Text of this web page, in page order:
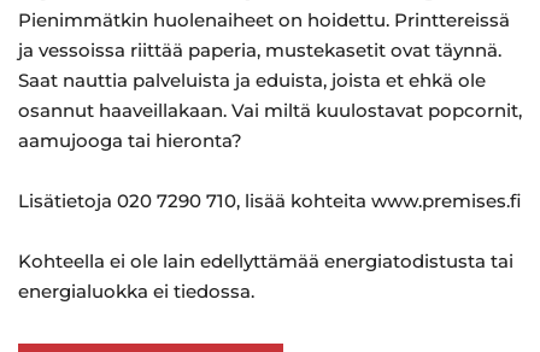
Pienimmätkin huolenaiheet on hoidettu. Printtereissä
ja vessoissa riittää paperia, mustekasetit ovat täynnä.
Saat nauttia palveluista ja eduista, joista et ehkä ole
osannut haaveillakaan. Vai miltä kuulostavat popcornit,
aamujooga tai hieronta?
Lisätietoja 020 7290 710, lisää kohteita www.premises.fi
Kohteella ei ole lain edellyttämää energiatodistusta tai
energialuokka ei tiedossa.